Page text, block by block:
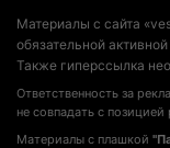
Материалы с сайта
обязательной
Также гиперссылка
Ответственность за
не совпадать с позицией
Материалы с плашкой